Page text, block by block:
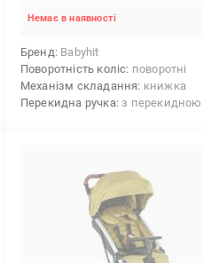
Немає в наявності
Бренд Babyhit
Поворотність коліс поворотні
Механізм складання книжка
Перекидна ручка з перекидною